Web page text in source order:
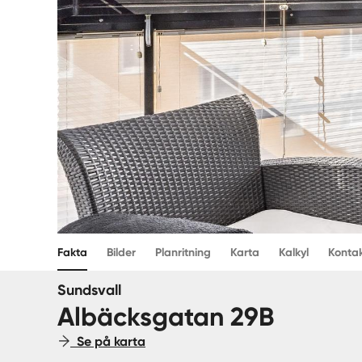
Fakta Bilder Planritning Karta Kalkyl
Sundsvall
Albäcksgatan 29B
Se på karta